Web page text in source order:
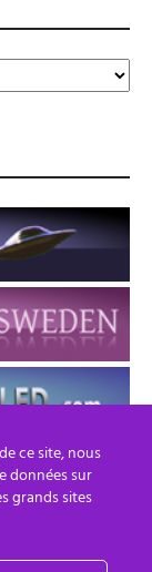
ce site, nous
données sur
grands sites